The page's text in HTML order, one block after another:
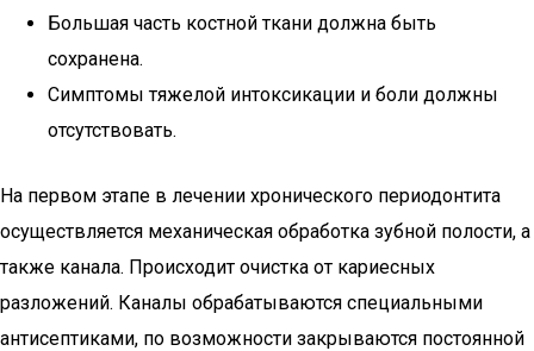
Большая часть костной ткани должна быть
сохранена.
Симптомы тяжелой интоксикации и боли должны
отсутствовать.
На первом этапе в лечении хронического периодонтита
осуществляется механическая обработка зубной полости, а
также канала. Происходит очистка от кариесных
разложений. Каналы обрабатываются специальными
антисептиками, по возможности закрываются постоянной